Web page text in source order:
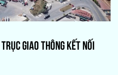
GIAO THÔNG KẾT NỐI